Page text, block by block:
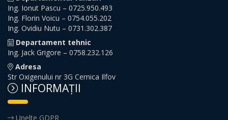
Ing. Ionut Pascu – 0725.950.493
Ing. Florin Voicu – 0754.055.202
Ing. Ovidiu Nutu – 0731.302.387
Departament tehnic
Ing. Jack Grigore – 0758.232.126
Adresa
Str Oxigenului nr 3G Cernica Ilfov
INFORMAŢII
Unelte GDPR